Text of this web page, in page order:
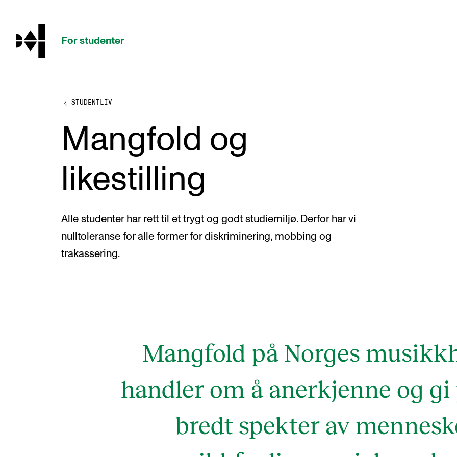
hjem
For studenter
STUDIENE
Eksamen, arbeidskrav og vitnemål
Studieplaner og emner
Studiekalender
Tilrettelegging og fritak
Valgemner
Lover og regler
Utveksling og reiser
Nyheter for studenter
STUDENTLIV
Mangfold og
likestilling
Alle studenter har rett til et trygt og godt studiemiljø. Derfor har vi
nulltoleranse for alle former for diskriminering, mobbing og
trakassering.
Mangfold på Norges
handler om å anerkjenne og
bredt spekter av